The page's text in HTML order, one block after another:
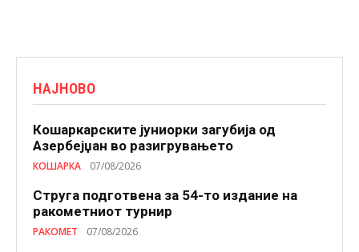
НАЈНОВО
Кошаркарските јуниорки загубија од
Азербејџан во разигрувањето
КОШАРКА 07/08/2026
Струга подготвена за 54-то издание на
ракометниот турнир
РАКОМЕТ 07/08/2026